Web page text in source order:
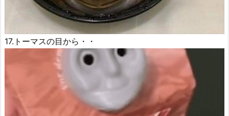
17.トーマスの目から・・